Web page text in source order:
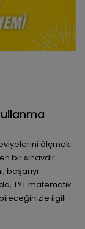
ölçmek
bir sınavdır.
TYT matematik
ilgili